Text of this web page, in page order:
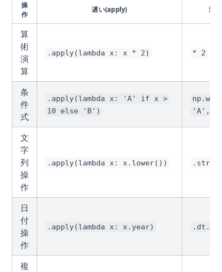
操
作
遅い(apply) 速
算
術
演
算
.apply(lambda x: x * 2) * 2
条
件
式
.apply(lambda x: 'A' if x >
10 else 'B')
'A',
文
字
列
操
作
.apply(lambda x: x.lower())
日
付
操
作
.apply(lambda x: x.year)
複